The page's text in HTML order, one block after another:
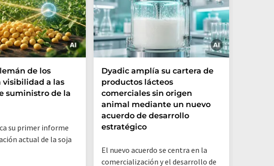
de los
visibilidad a las
suministro de la
su primer informe
actual de la soja
Dyadic amplía su cartera de
productos lácteos
comerciales sin origen
animal mediante un nuevo
acuerdo de desarrollo
estratégico
El nuevo acuerdo se centra en la
comercialización y el desarrollo de